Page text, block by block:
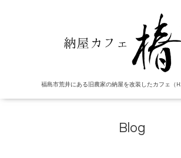
福島市荒井にある旧農家の納屋を改装したカフェ（
Blog